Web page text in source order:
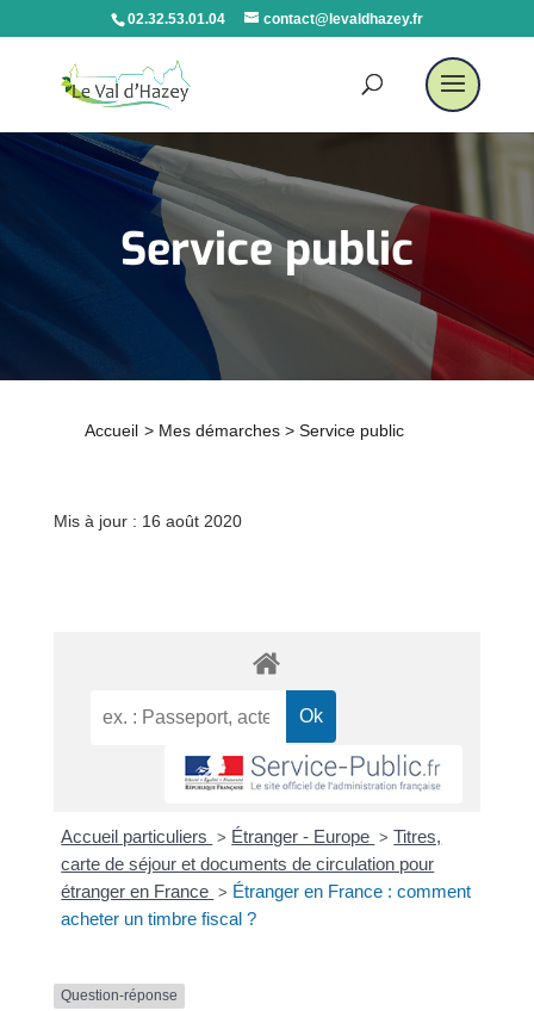
02.32.53.01.04 contact@levaldhazey.fr
Service public
Accueil > Mes démarches > Service public
Mis à jour : 16 août 2020
Accueil particuliers > Étranger - Europe > Titres,
carte de séjour et documents de circulation pour
étranger en France > Étranger en France : comment
acheter un timbre fiscal ?
Question-réponse